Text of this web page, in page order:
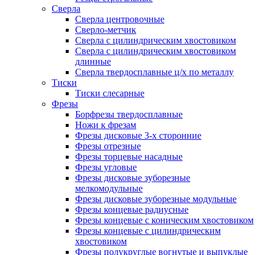
Сверла
Сверла центровочные
Сверло-метчик
Сверла с цилиндрическим хвостовиком
Сверла с цилиндрическим хвостовиком
длинные
Сверла твердосплавные ц/х по металлу
Тиски
Тиски слесарные
Фрезы
Борфрезы твердосплавные
Ножи к фрезам
Фрезы дисковые 3-х сторонние
Фрезы отрезные
Фрезы торцевые насадные
Фрезы угловые
Фрезы дисковые зуборезные
мелкомодульные
Фрезы дисковые зуборезные модульные
Фрезы концевые радиусные
Фрезы концевые с коническим хвостовиком
Фрезы концевые с цилиндрическим
хвостовиком
Фрезы полукруглые вогнутые и выпуклые